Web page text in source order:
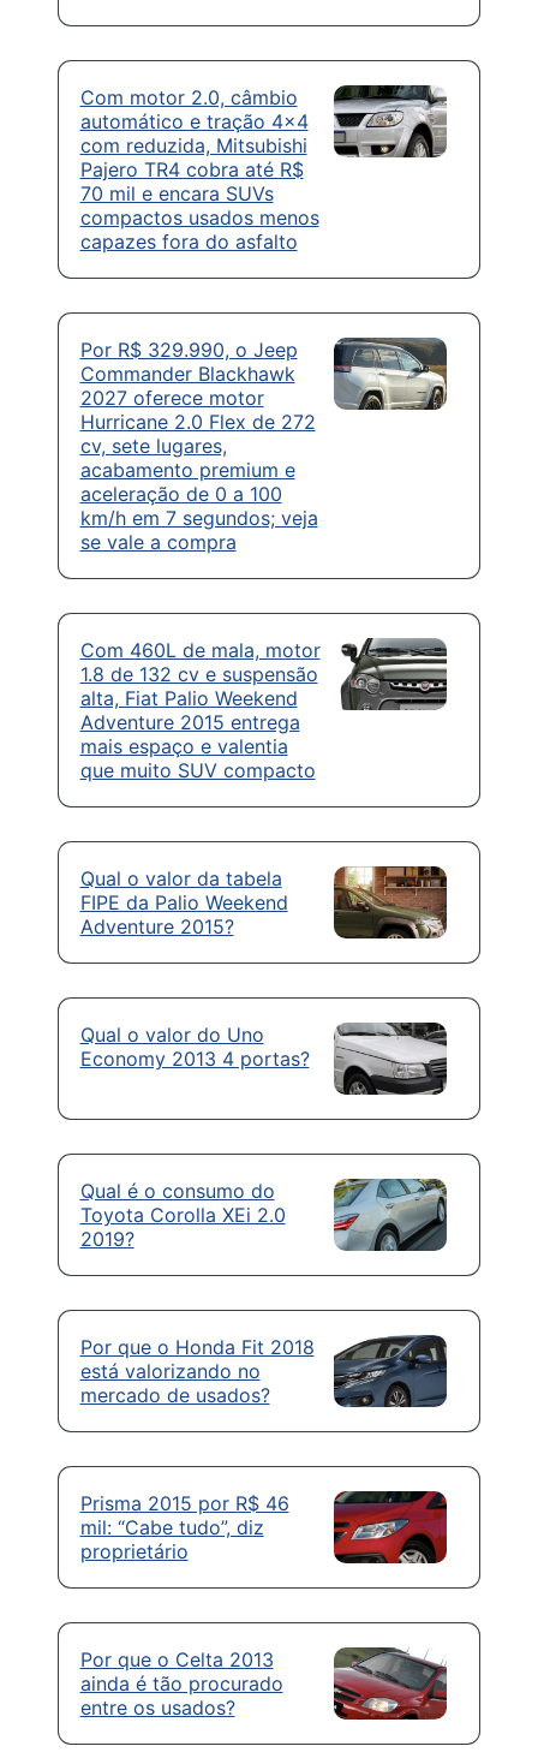
Com motor 2.0, câmbio
automático e tração 4×4
com reduzida, Mitsubishi
Pajero TR4 cobra até R$
70 mil e encara SUVs
compactos usados menos
capazes fora do asfalto
Por R$ 329.990, o Jeep
Commander Blackhawk
2027 oferece motor
Hurricane 2.0 Flex de 272
cv, sete lugares,
acabamento premium e
aceleração de 0 a 100
km/h em 7 segundos; veja
se vale a compra
Com 460L de mala, motor
1.8 de 132 cv e suspensão
alta, Fiat Palio Weekend
Adventure 2015 entrega
mais espaço e valentia
que muito SUV compacto
Qual o valor da tabela
FIPE da Palio Weekend
Adventure 2015?
Qual o valor do Uno
Economy 2013 4 portas?
Qual é o consumo do
Toyota Corolla XEi 2.0
2019?
Por que o Honda Fit 2018
está valorizando no
mercado de usados?
Prisma 2015 por R$ 46
mil: “Cabe tudo”, diz
proprietário
Por que o Celta 2013
ainda é tão procurado
entre os usados?